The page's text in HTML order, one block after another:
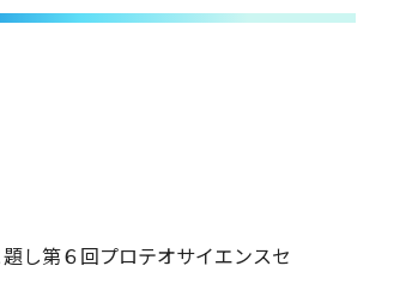
し第６回プロテオサイエンスセ